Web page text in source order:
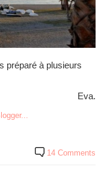
préparé à plusieurs
Eva.
14 Comments